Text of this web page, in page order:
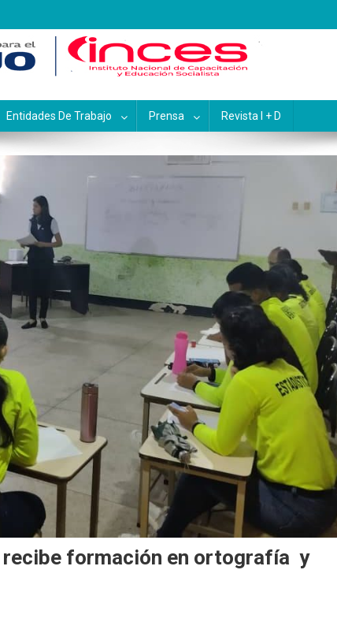
y Educación
Entidades De Trabajo Prensa Revista I + D
recibe formación en ortografía y